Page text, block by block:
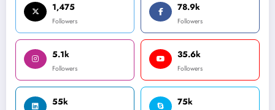
1,475
Followers
78.9k
Followers
5.1k
Followers
35.6k
Followers
55k 75k